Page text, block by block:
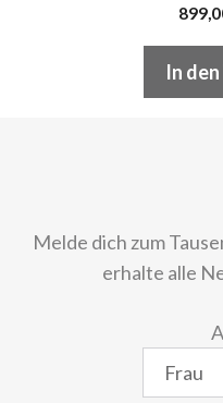
In
Melde dich zum
erhalte alle